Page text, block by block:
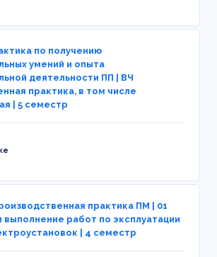
по получению
умений и опыта
деятельности ПП | ВЧ
практика, в том числе
| 5 семестр
практика ПМ | 01
выполнение работ по эксплуатации
| 4 семестр